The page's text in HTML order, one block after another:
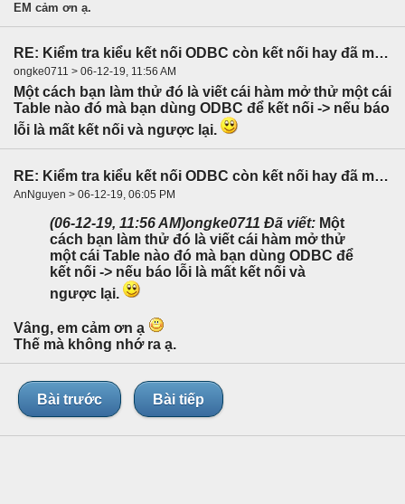
EM cảm ơn ạ.
RE: Kiểm tra kiểu kết nối ODBC còn kết nối hay đã mất kết nối
ongke0711 > 06-12-19, 11:56 AM
Một cách bạn làm thử đó là viết cái hàm mở thử một cái
Table nào đó mà bạn dùng ODBC để kết nối -> nếu báo
lỗi là mất kết nối và ngược lại.
RE: Kiểm tra kiểu kết nối ODBC còn kết nối hay đã mất kết nối
AnNguyen > 06-12-19, 06:05 PM
(06-12-19, 11:56 AM)ongke0711 Đã viết: Một
cách bạn làm thử đó là viết cái hàm mở thử
một cái Table nào đó mà bạn dùng ODBC để
kết nối -> nếu báo lỗi là mất kết nối và
ngược lại.
Vâng, em cảm ơn ạ
Thế mà không nhớ ra ạ.
Bài trước Bài tiếp